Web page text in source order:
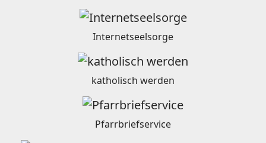
Internetseelsorge
katholisch werden
Pfarrbriefservice